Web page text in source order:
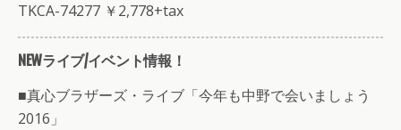
TKCA-74277 ￥2,778+tax
NEWライブ/イベント情報！
■真心ブラザーズ・ライブ「今年も中野で会いましょう
2016」